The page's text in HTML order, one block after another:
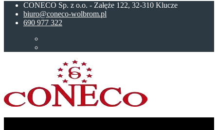
CONECO Sp. z o.o. - Załęże 122, 32-310 Klucze
biuro@coneco-wolbrom.pl
690 977 322